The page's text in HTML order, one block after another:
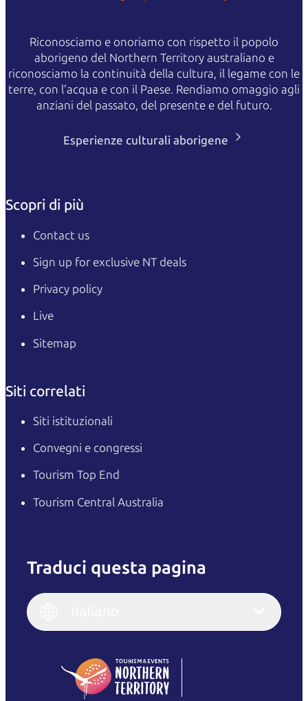
Riconosciamo e onoriamo con rispetto il popolo
aborigeno del Northern Territory australiano e
riconosciamo la continuità della cultura, il legame con le
terre, con l'acqua e con il Paese. Rendiamo omaggio agli
anziani del passato, del presente e del futuro.
Esperienze culturali aborigene
Scopri di più
Contact us
Sign up for exclusive NT deals
Privacy policy
Live
Sitemap
Siti correlati
Siti istituzionali
Convegni e congressi
Tourism Top End
Tourism Central Australia
Traduci questa pagina
English
(Singapore)
Italiano
繁體中文